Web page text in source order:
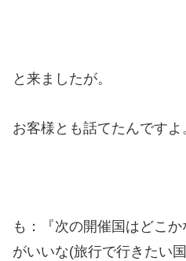
と来ましたが。
お客様とも話てたんですよ
も：『次の開催国はどこ
がいいな(旅行で行きたい国